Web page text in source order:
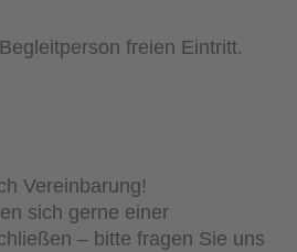
freien Eintritt.
Vereinbarung!
sich gerne einer
– bitte fragen Sie uns